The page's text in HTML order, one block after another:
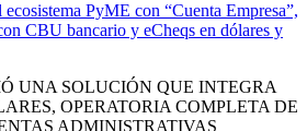
UNA SOLUCIÓN QUE INTEGRA
OPERATORIA COMPLETA DE
ADMINISTRATIVAS